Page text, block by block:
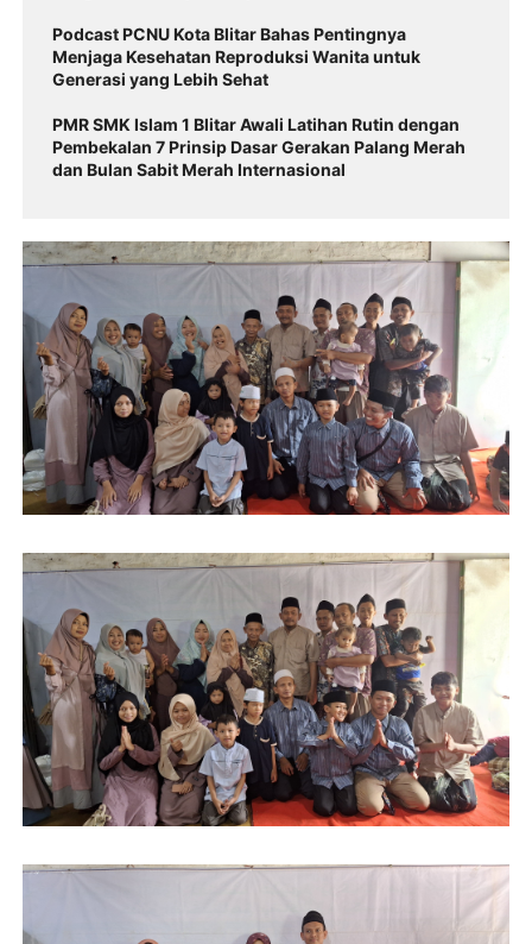
Podcast PCNU Kota Blitar Bahas Pentingnya
Menjaga Kesehatan Reproduksi Wanita untuk
Generasi yang Lebih Sehat
PMR SMK Islam 1 Blitar Awali Latihan Rutin dengan
Pembekalan 7 Prinsip Dasar Gerakan Palang Merah
dan Bulan Sabit Merah Internasional